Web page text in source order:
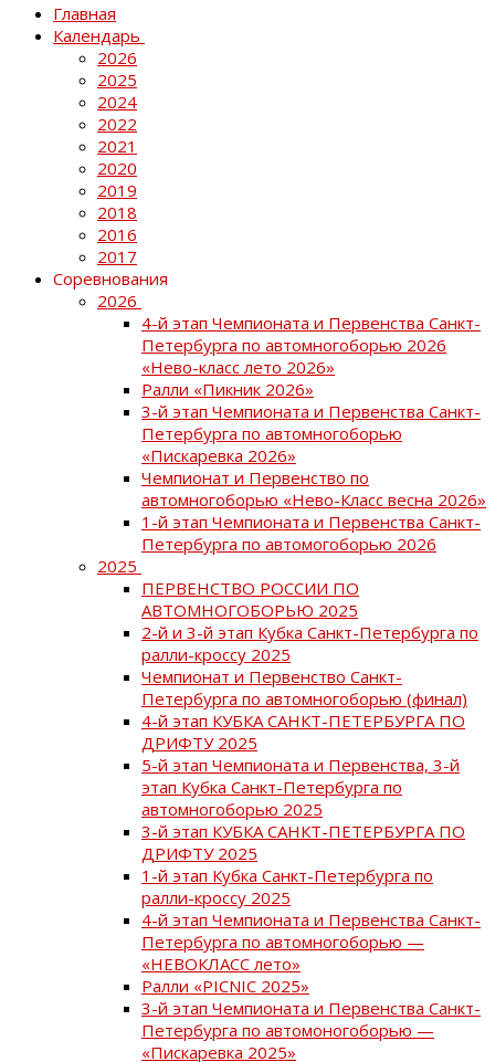
Главная
Календарь
2026
2025
2024
2022
2021
2020
2019
2018
2016
2017
Соревнования
2026
4-й этап Чемпионата и Первенства Санкт-
Петербурга по автомногоборью 2026
«Нево-класс лето 2026»
Ралли «Пикник 2026»
3-й этап Чемпионата и Первенства Санкт-
Петербурга по автомногоборью
«Пискаревка 2026»
Чемпионат и Первенство по
автомногоборью «Нево-Класс весна 2026»
1-й этап Чемпионата и Первенства Санкт-
Петербурга по автомогоборью 2026
2025
ПЕРВЕНСТВО РОССИИ ПО
АВТОМНОГОБОРЬЮ 2025
2-й и 3-й этап Кубка Санкт-Петербурга по
ралли-кроссу 2025
Чемпионат и Первенство Санкт-
Петербурга по автомногоборью (финал)
4-й этап КУБКА САНКТ-ПЕТЕРБУРГА ПО
ДРИФТУ 2025
5-й этап Чемпионата и Первенства, 3-й
этап Кубка Санкт-Петербурга по
автомногоборью 2025
3-й этап КУБКА САНКТ-ПЕТЕРБУРГА ПО
ДРИФТУ 2025
1-й этап Кубка Санкт-Петербурга по
ралли-кроссу 2025
4-й этап Чемпионата и Первенства Санкт-
Петербурга по автомногоборью —
«НЕВОКЛАСС лето»
Ралли «PICNIC 2025»
3-й этап Чемпионата и Первенства Санкт-
Петербурга по автомоногоборью —
«Пискаревка 2025»